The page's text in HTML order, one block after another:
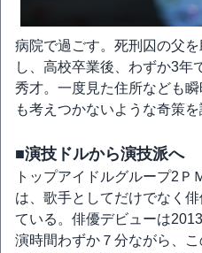
病院で過ごす。死刑囚の父
し、高校卒業後、わずか3年
秀才。一度見た住所なども
も考えつかないような奇策を
■演技ドルから演技派へ
トップアイドルグループ2Ｐ
は、歌手としてだけでなく
ている。俳優デビューは
演時間わずか７分ながら、